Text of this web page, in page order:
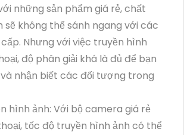
những sản phẩm giá rẻ, chất
sẽ không thể sánh ngang với các
Nhưng với việc truyền hình
độ phân giải khá là đủ để bạn
nhận biết các đối tượng trong
hình ảnh: Với bộ camera giá rẻ
tốc độ truyền hình ảnh có thể